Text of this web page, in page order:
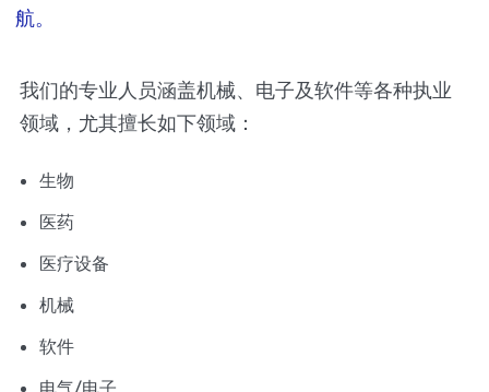
航。
我们的专业人员涵盖机械、电子及软件等各种执业
领域，尤其擅长如下领域：
生物
医药
医疗设备
机械
软件